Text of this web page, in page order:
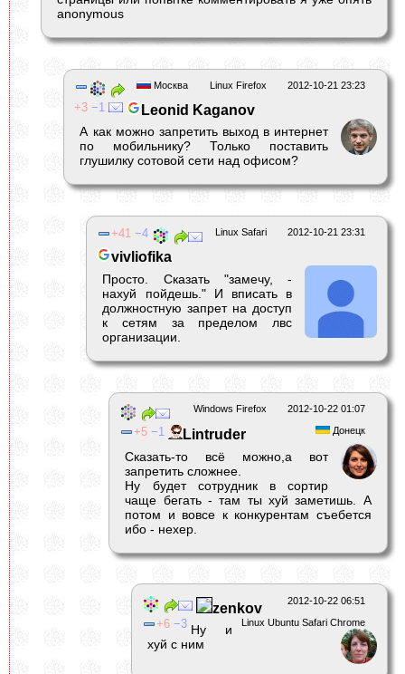
anonymous
2012-10-21 23:23
Linux Firefox
Москва
3 1 Leonid Kaganov
А как можно запретить выход в интернет
по мобильнику? Только поставить
глушилку сотовой сети над офисом?
2012-10-21 23:31
Linux Safari
41 4
vivliofika
Просто. Сказать "замечу, -
нахуй пойдешь." И вписать в
должностную запрет на доступ
к сетям за пределом лвс
организации.
2012-10-22 01:07
Windows Firefox
Донецк
5 1 Lintruder
Сказать-то всё можно,а вот
запретить сложнее.
Ну будет сотрудник в сортир
чаще бегать - там ты хуй заметишь. А
потом и вовсе к конкурентам съебется
ибо - нехер.
2012-10-22 06:51
Linux Ubuntu Safari Chrome
6 3
zenkov
Ну и
хуй с ним